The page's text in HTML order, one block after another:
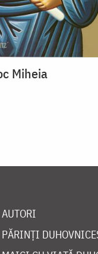
Miheia
AUTORI
PĂRINȚI